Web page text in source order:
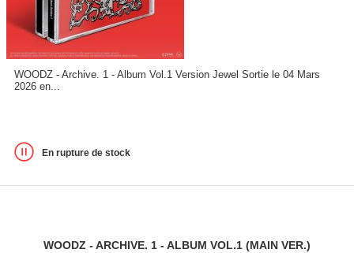
WOODZ - Archive. 1 - Album Vol.1 Version Jewel Sortie le 04 Mars
2026 en...
En rupture de stock
WOODZ - ARCHIVE. 1 - ALBUM VOL.1 (MAIN VER.)